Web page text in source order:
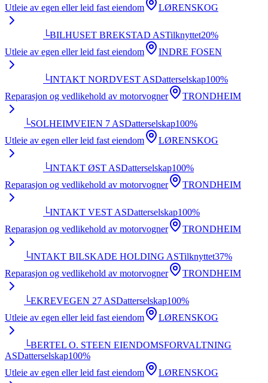
Utleie av egen eller leid fast eiendom
LØRENSKOG
└BILHUSET BREKSTAD ASTilknyttet20%
Utleie av egen eller leid fast eiendom
INDRE FOSEN
└INTAKT NORDVEST ASDatterselskap100%
Reparasjon og vedlikehold av motorvogner
TRONDHEIM
└SOLHEIMVEIEN 7 ASDatterselskap100%
Utleie av egen eller leid fast eiendom
LØRENSKOG
└INTAKT ØST ASDatterselskap100%
Reparasjon og vedlikehold av motorvogner
TRONDHEIM
└INTAKT VEST ASDatterselskap100%
Reparasjon og vedlikehold av motorvogner
TRONDHEIM
└INTAKT BILSKADE HOLDING ASTilknyttet37%
Reparasjon og vedlikehold av motorvogner
TRONDHEIM
└EKREVEGEN 27 ASDatterselskap100%
Utleie av egen eller leid fast eiendom
LØRENSKOG
└BERTEL O. STEEN EIENDOMSFORVALTNING
ASDatterselskap100%
Utleie av egen eller leid fast eiendom
LØRENSKOG